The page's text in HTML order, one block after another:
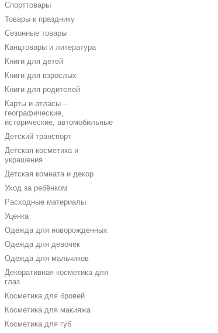
Спорттовары
Товары к празднику
Сезонные товары
Канцтовары и литература
Книги для детей
Книги для взрослых
Книги для родителей
Карты и атласы –
географические,
исторические, автомобильные
Детский транспорт
Детская косметика и
украшения
Детская комната и декор
Уход за ребёнком
Расходные материалы
Уценка
Одежда для новорожденных
Одежда для девочек
Одежда для мальчиков
Декоративная косметика для
глаз
Косметика для бровей
Косметика для макияжа
Косметика для губ